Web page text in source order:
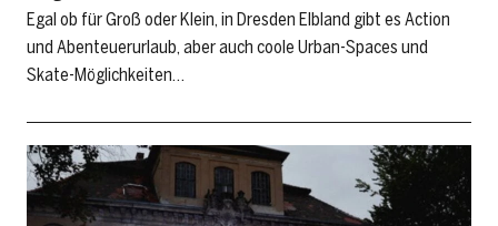
Egal ob für Groß oder Klein, in Dresden Elbland gibt es Action
und Abenteuerurlaub, aber auch coole Urban-Spaces und
Skate-Möglichkeiten…